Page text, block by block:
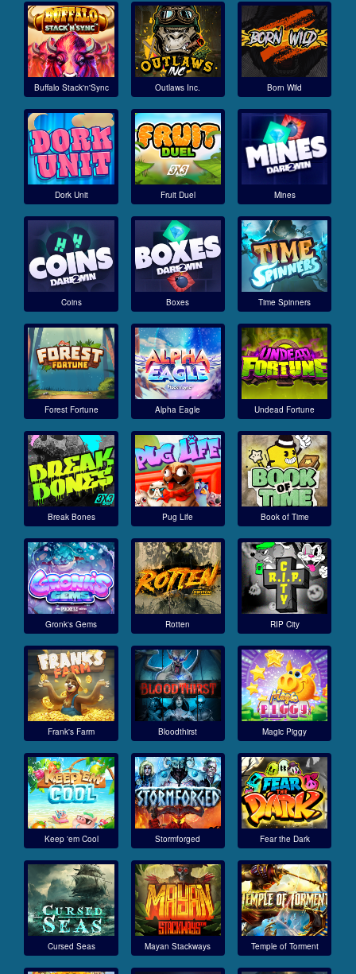
Buffalo Stack'n'Sync Outlaws Inc. Born Wild
Dork Unit Fruit Duel Mines
Coins Boxes Time Spinners
Forest Fortune Alpha Eagle Undead Fortune
Break Bones Pug Life Book of Time
Gronk's Gems Rotten RIP City
Frank's Farm Bloodthirst Magic Piggy
Keep 'em Cool Stormforged Fear the Dark
Cursed Seas Mayan Stackways Temple of Torment